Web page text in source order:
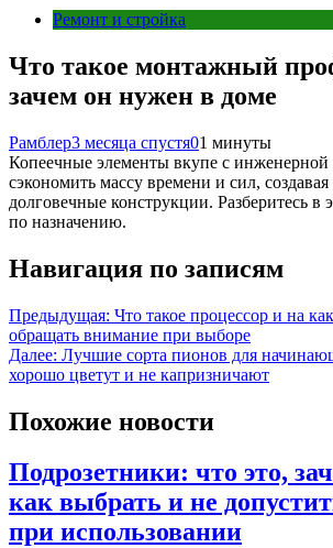
Ремонт и стройка
Что такое монтажный
зачем он нужен в доме
Рамблер3 месяца спустя01 минуты
Копеечные элементы вкупе с
сэкономить массу времени и сил,
долговечные конструкции. Разберитесь в
по назначению.
Навигация по записям
Предыдущая: Что такое процессор и на
обращать внимание при выборе
Далее: Лучшие сорта пионов для
хорошо цветут и не капризничают
Похожие новости
Подрозетники: что это,
как выбрать и не
при использовании